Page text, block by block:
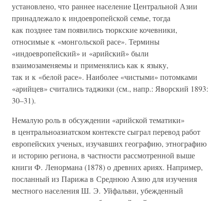
установлено, что раннее население Центральной Азии
принадлежало к индоевропейской семье, тогда
как позднее там появились тюркские кочевники,
относимые к «монгольской расе». Термины
«индоевропейский» и «арийский» были
взаимозаменяемы и применялись как к языку,
так и к «белой расе». Наиболее «чистыми» потомками
«арийцев» считались таджики (см., напр.: Яворский 1893:
30–31).
Немалую роль в обсуждении «арийской тематики»
в центральноазиатском контексте сыграл перевод работ
европейских ученых, изучавших географию, этнографию
и историю региона, в частности рассмотренной выше
книги Ф. Ленормана (1878) о древних ариях. Например,
посланный из Парижа в Среднюю Азию для изучения
местного населения Ш. Э. Уйфальви, убежденный